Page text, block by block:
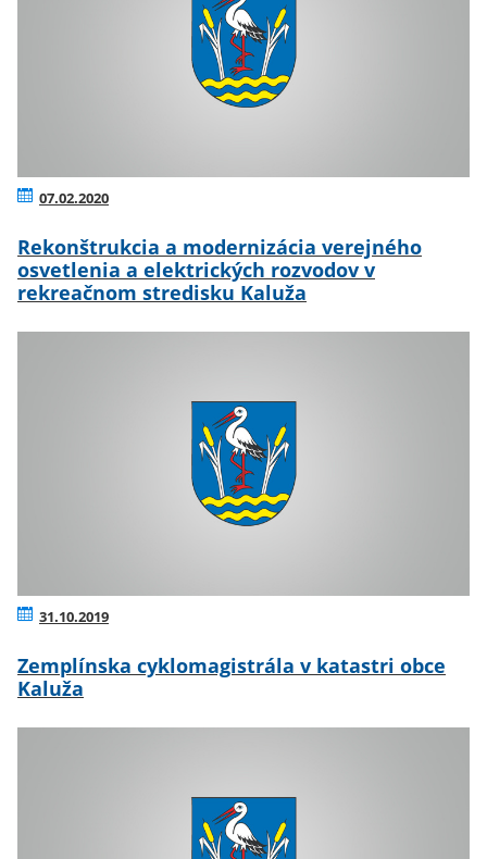
07.02.2020
Rekonštrukcia a modernizácia verejného
osvetlenia a elektrických rozvodov v
rekreačnom stredisku Kaluža
31.10.2019
Zemplínska cyklomagistrála v katastri obce
Kaluža